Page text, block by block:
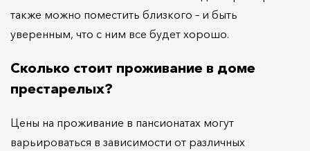
также можно поместить близкого – и быть
уверенным, что с ним все будет хорошо.
Сколько стоит проживание в доме
престарелых?
Цены на проживание в пансионатах могут
варьироваться в зависимости от различных